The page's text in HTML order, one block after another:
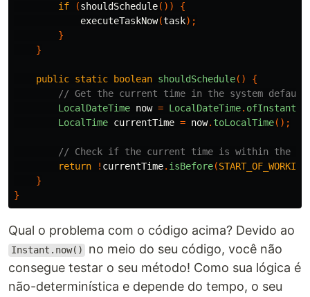
if
(shouldSchedule())
{
executeTaskNow(task);
}
}
public static boolean shouldSchedule()
{
// Get the current time in the system default
LocalDateTime now = LocalDateTime. ofInstant
LocalTime currentTime = now. toLocalTime();
// Check if the current time is within the
return
! currentTime. isBefore(
}
}
Qual o problema com o código acima? Devido ao
Instant.now()
no meio do seu código, você não
consegue testar o seu método! Como sua lógica é
não-determinística e depende do tempo, o seu